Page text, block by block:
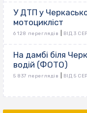
У ДТП у
мотоцикліст
6 128 переглядів ВІД 3
На дамбі біля
водій (ФОТО)
5 837 переглядів ВІД 5